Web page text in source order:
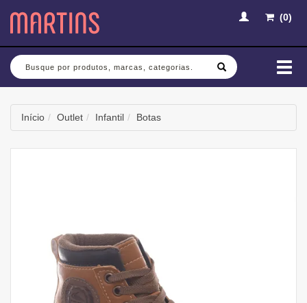
(0)
Busca
Início Outlet Infantil Botas